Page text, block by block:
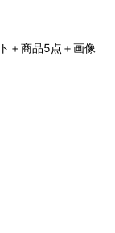
＋商品5点＋画像